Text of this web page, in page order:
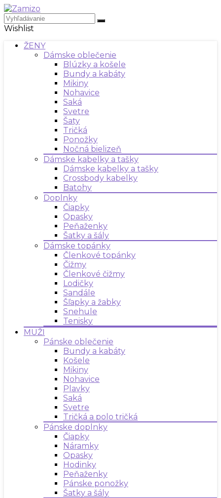
Wishlist
ŽENY
Dámske oblečenie
Blúzky a košele
Bundy a kabáty
Mikiny
Nohavice
Saká
Svetre
Šaty
Tričká
Ponožky
Nočná bielizeň
Dámske kabelky a tašky
Dámske kabelky a tašky
Crossbody kabelky
Batohy
Doplnky
Čiapky
Opasky
Peňaženky
Šatky a šály
Dámske topánky
Členkové topánky
Čižmy
Členkové čižmy
Lodičky
Sandále
Šľapky a žabky
Snehule
Tenisky
MUŽI
Pánske oblečenie
Bundy a kabáty
Košele
Mikiny
Nohavice
Plavky
Saká
Svetre
Tričká a polo tričká
Pánske doplnky
Čiapky
Náramky
Opasky
Hodinky
Peňaženky
Pánske ponožky
Šatky a šály